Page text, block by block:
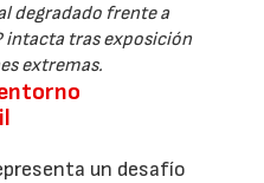
degradado frente a
intacta tras exposición
extremas.
un desafío